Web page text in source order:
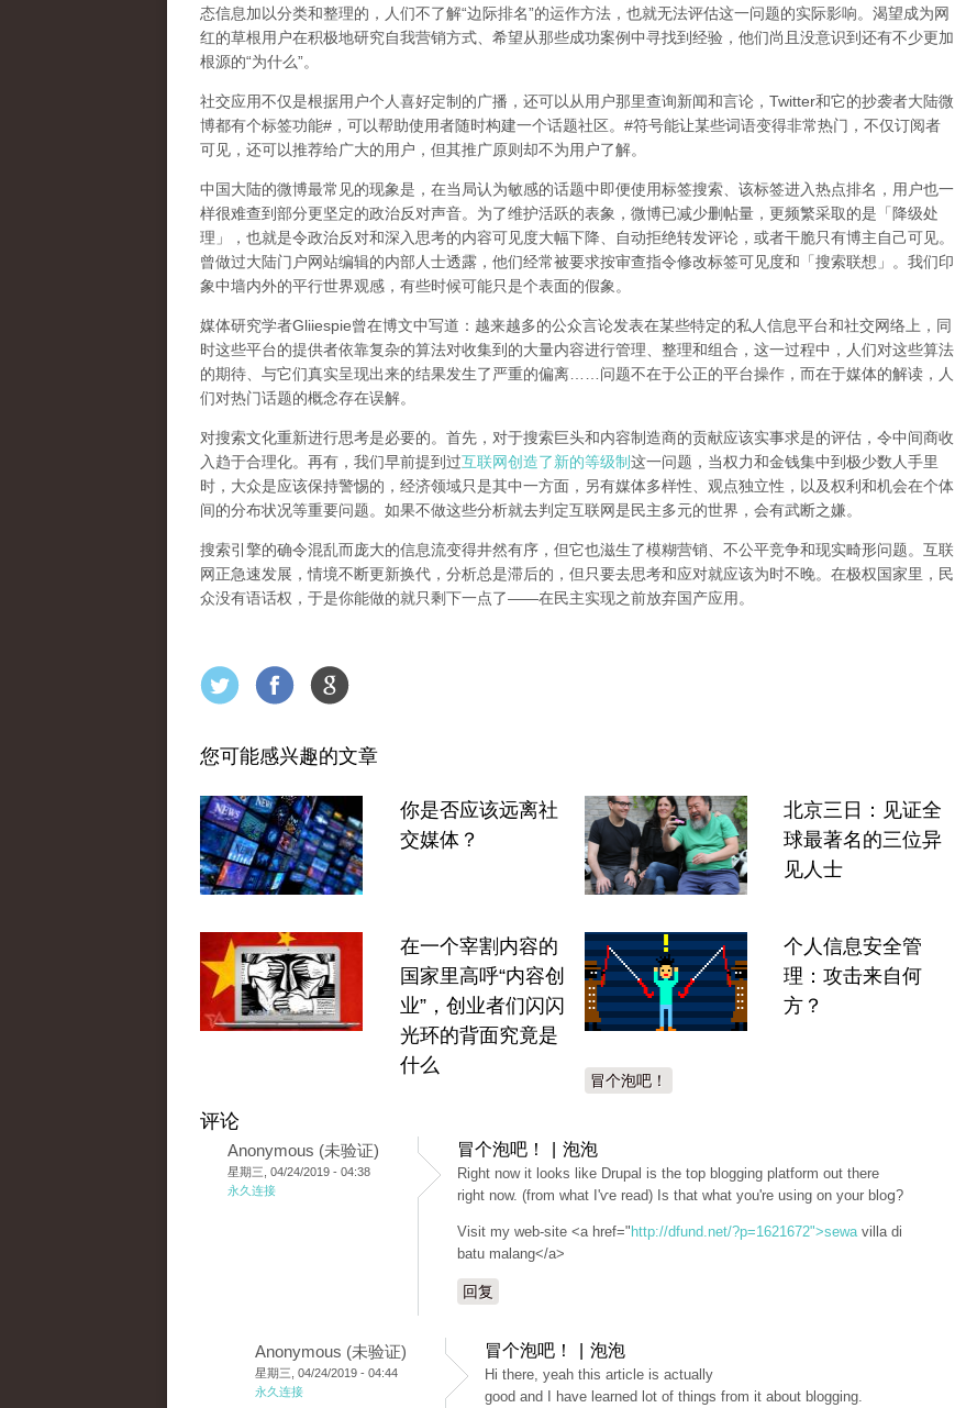
态信息加以分类和整理的，人们不了解“边际排名”的运作方法，也就无法评估这一问题的实际影响。渴望成为网
红的草根用户在积极地研究自我营销方式、希望从那些成功案例中寻找到经验，他们尚且没意识到 还有不少更加
根源的“为什么”。
社交应用不仅是根据用户个人喜好定制的广播，还可以从用户那里查询新闻和言论， Twitter和它的抄袭者大陆微
博都有个标签功能# ，可以帮助使用者随时构建一个话题社区。 #符号能让某些词语变得非常热门，不仅订阅者
可见，还可以推荐给广大的用户，但其推广原则却不为用户了解。
中国大陆的微博最常见的现象是，在当局认为敏感的话题中即便使用标签搜索、该标签进入热点排名，用户也一
样很难查到部分更坚定的政治反对声音。为了维护活跃的表象，微博已减少删帖量，更频繁采取的是「降级处
理」，也就是令政治反对和深入思考的内容可见度大幅下降、自动拒绝转发评论，或者干脆只有博主自己可见。
曾做过大陆门户网站编辑的内部人士透露，他们经常被要求按审查指令修改标签可见度和「搜索联想」。 我们印
象中墙内外的平行世界观感，有些时候可能只是个表面的假象。
媒体研究学者Gliiespie曾在博文中写道：越来越多的公众言论发表在某些特定的私人信息平台和社交网络上，同
时这些平台的提供者依靠复杂的算法对收集到的大量内容进行管理、整理和组合，这一过程中，人们对这些算法
的期待、与它们真实呈现出来的结果发生了严重的偏离
问题不在于公正的平台操作，而在于媒体的解读， 人
们对热门话题的概念存在误解。
对搜索文化重新进行思考是必要的。首先，对于搜索巨头和内容制造商的贡献应该实事求是的评估，令中间商收
入趋于合理化。再有，我们早前提到过互联网创造了新的等级制这一问题，当权力和金钱集中到极少数人手里
时，大众是应该保持警惕的，经济领域只是其中一方面，另有媒体多样性、观点独立性，以及权利和机会在个体
间的分布状况等重要问题。 如果不做这些分析就去判定互联网是民主多元的世界，会有武断之嫌。
搜索引擎的确令混乱而庞大的信息流变得井然有序，但它也滋生了模糊营销、不公平竞争和现实畸形问题。互联
网正急速发展，情境不断更新换代，分析总是滞后的，但只要去思考和应对就应该为时不晚。在极权国家里，民
众没有语话权，于是你能做的就只剩下一点了——在民主实现之前放弃国产应用 。
您可能感兴趣的文章
你是否应该远离社
交媒体？
北京三日：见证全
球最著名的三位异
见人士
在一个宰割内容的
国家里高呼“内容创
业”，创业者们闪闪
光环的背面究竟是
什么
个人信息安全管
理：攻击来自何
方？
冒个泡吧！
评论
Anonymous (未验证)
星期三, 04/24/2019 - 04:38
永久连接
冒个泡吧！ | 泡泡
Rіght now it looks like Drupal is the top blogging platform out there
right now. (from what I'ѵe read) Is that what you're using on your bloց?
Visit my web-site <a href=" http://dfund.net/?p=1621672">sewavilla di
batu malang</a>
回复
Anonymous (未验证)
星期三, 04/24/2019 - 04:44
永久连接
冒个泡吧！ | 泡泡
Hi thеre, yeah this article is actually
good and I have learned lot of things from it about blogging.